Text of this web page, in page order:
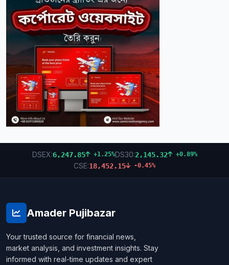
DSEX:6,247.85 +1.25%DS30:2,145.32 +0.89%
CSE:18,452.15 -0.45%
Amader Pujibazar
Your trusted source for financial news,
market analysis, and investment insights. Stay
informed with real-time updates and expert